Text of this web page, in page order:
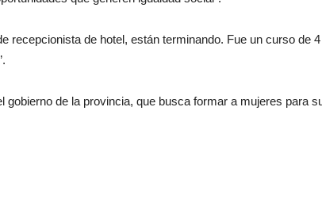
recepcionista de hotel, están terminando. Fue un curso
de la provincia, que busca formar a mujeres para